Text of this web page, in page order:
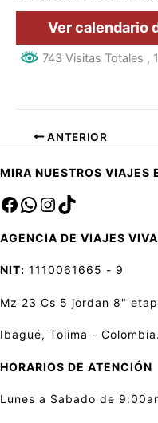
Ver calendario
743 Visitas Totales ,
ANTERIOR
MIRA NUESTROS VIAJES
Facebook
saInstagram
TikTok
AGENCIA DE VIAJES
NIT: 1110061665 - 9
Mz 23 Cs 5 jordan 8"
Ibagué, Tolima - Colombia.
HORARIOS DE ATENCIÓN
Lunes a Sabado de